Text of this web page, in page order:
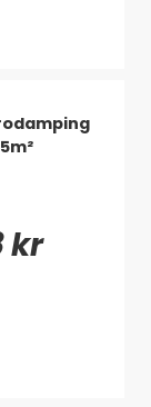
kr